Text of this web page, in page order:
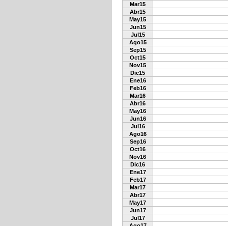
Mar15
Abr15
May15
Jun15
Jul15
Ago15
Sep15
Oct15
Nov15
Dic15
Ene16
Feb16
Mar16
Abr16
May16
Jun16
Jul16
Ago16
Sep16
Oct16
Nov16
Dic16
Ene17
Feb17
Mar17
Abr17
May17
Jun17
Jul17